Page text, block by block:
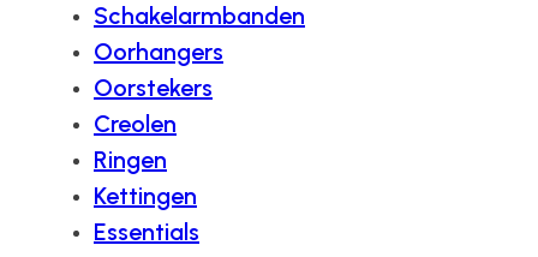
Schakelarmbanden
Oorhangers
Oorstekers
Creolen
Ringen
Kettingen
Essentials